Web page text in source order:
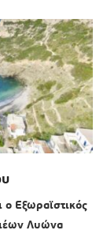
ο Εξωραϊστικός
Λυώνα